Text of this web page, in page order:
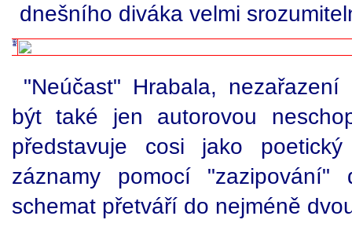
dnešního diváka velmi
"Neúčast" Hrabala,
být také jen autorovou
představuje cosi jako
záznamy pomocí "zazipování"
schemat přetváří do nejméně